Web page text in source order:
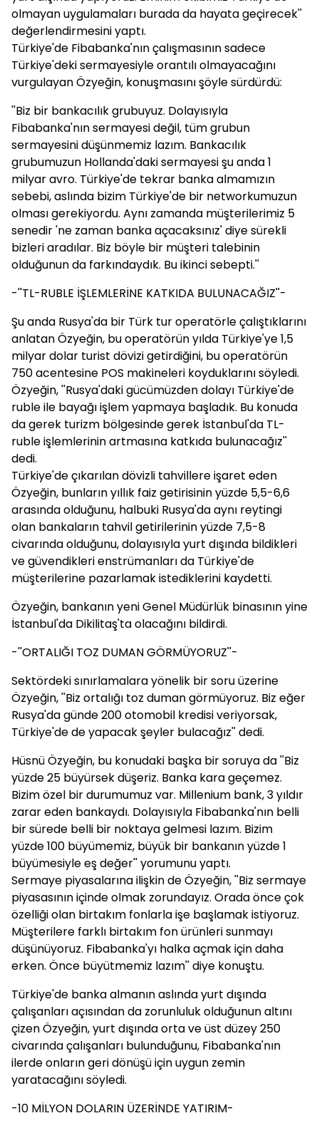
olmayan uygulamaları burada da hayata geçirecek''
değerlendirmesini yaptı.
Türkiye'de Fibabanka'nın çalışmasının sadece
Türkiye'deki sermayesiyle orantılı olmayacağını
vurgulayan Özyeğin, konuşmasını şöyle sürdürdü:
''Biz bir bankacılık grubuyuz. Dolayısıyla
Fibabanka'nın sermayesi değil, tüm grubun
sermayesini düşünmemiz lazım. Bankacılık
grubumuzun Hollanda'daki sermayesi şu anda 1
milyar avro. Türkiye'de tekrar banka almamızın
sebebi, aslında bizim Türkiye'de bir networkumuzun
olması gerekiyordu. Aynı zamanda müşterilerimiz 5
senedir 'ne zaman banka açacaksınız' diye sürekli
bizleri aradılar. Biz böyle bir müşteri talebinin
olduğunun da farkındaydık. Bu ikinci sebepti.''
-''TL-RUBLE İŞLEMLERİNE KATKIDA BULUNACAĞIZ''-
Şu anda Rusya'da bir Türk tur operatörle çalıştıklarını
anlatan Özyeğin, bu operatörün yılda Türkiye'ye 1,5
milyar dolar turist dövizi getirdiğini, bu operatörün
750 acentesine POS makineleri koyduklarını söyledi.
Özyeğin, ''Rusya'daki gücümüzden dolayı Türkiye'de
ruble ile bayağı işlem yapmaya başladık. Bu konuda
da gerek turizm bölgesinde gerek İstanbul'da TL-
ruble işlemlerinin artmasına katkıda bulunacağız''
dedi.
Türkiye'de çıkarılan dövizli tahvillere işaret eden
Özyeğin, bunların yıllık faiz getirisinin yüzde 5,5-6,6
arasında olduğunu, halbuki Rusya'da aynı reytingi
olan bankaların tahvil getirilerinin yüzde 7,5-8
civarında olduğunu, dolayısıyla yurt dışında bildikleri
ve güvendikleri enstrümanları da Türkiye'de
müşterilerine pazarlamak istediklerini kaydetti.
Özyeğin, bankanın yeni Genel Müdürlük binasının yine
İstanbul'da Dikilitaş'ta olacağını bildirdi.
-''ORTALIĞI TOZ DUMAN GÖRMÜYORUZ''-
Sektördeki sınırlamalara yönelik bir soru üzerine
Özyeğin, ''Biz ortalığı toz duman görmüyoruz. Biz eğer
Rusya'da günde 200 otomobil kredisi veriyorsak,
Türkiye'de de yapacak şeyler bulacağız'' dedi.
Hüsnü Özyeğin, bu konudaki başka bir soruya da ''Biz
yüzde 25 büyürsek düşeriz. Banka kara geçemez.
Bizim özel bir durumumuz var. Millenium bank, 3 yıldır
zarar eden bankaydı. Dolayısıyla Fibabanka'nın belli
bir sürede belli bir noktaya gelmesi lazım. Bizim
yüzde 100 büyümemiz, büyük bir bankanın yüzde 1
büyümesiyle eş değer'' yorumunu yaptı.
Sermaye piyasalarına ilişkin de Özyeğin, ''Biz sermaye
piyasasının içinde olmak zorundayız. Orada önce çok
özelliği olan birtakım fonlarla işe başlamak istiyoruz.
Müşterilere farklı birtakım fon ürünleri sunmayı
düşünüyoruz. Fibabanka'yı halka açmak için daha
erken. Önce büyütmemiz lazım'' diye konuştu.
Türkiye'de banka almanın aslında yurt dışında
çalışanları açısından da zorunluluk olduğunun altını
çizen Özyeğin, yurt dışında orta ve üst düzey 250
civarında çalışanları bulunduğunu, Fibabanka'nın
ilerde onların geri dönüşü için uygun zemin
yaratacağını söyledi.
-10 MİLYON DOLARIN ÜZERİNDE YATIRIM-